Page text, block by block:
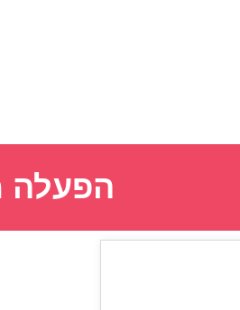
הפעלה